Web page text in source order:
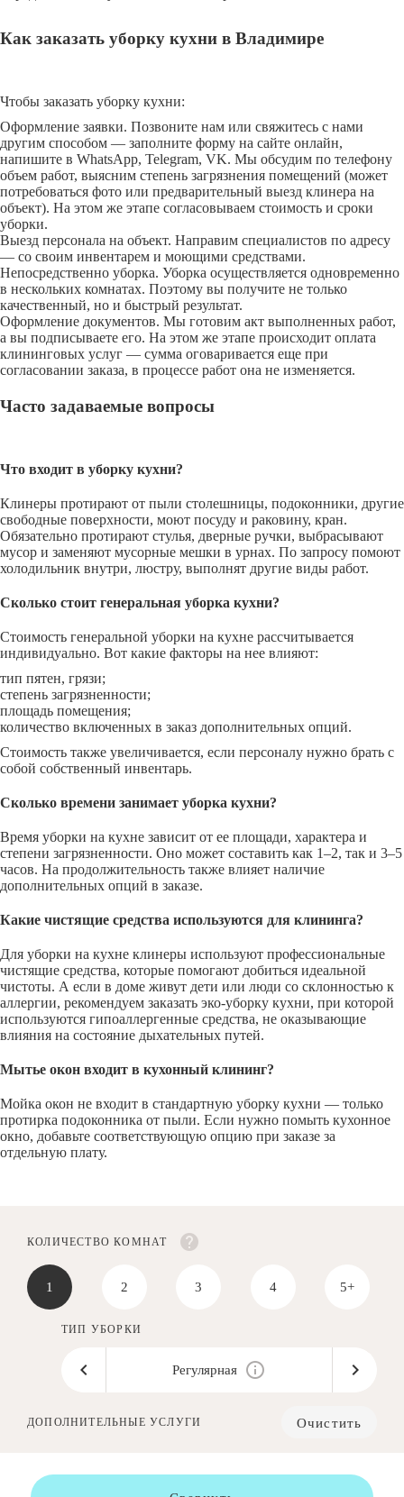
Как заказать уборку кухни в Владимире
Чтобы заказать уборку кухни:
Оформление заявки. Позвоните нам или свяжитесь с нами
другим способом — заполните форму на сайте онлайн,
напишите в WhatsApp, Telegram, VK. Мы обсудим по телефону
объем работ, выясним степень загрязнения помещений (может
потребоваться фото или предварительный выезд клинера на
объект). На этом же этапе согласовываем стоимость и сроки
уборки.
Выезд персонала на объект. Направим специалистов по адресу
— со своим инвентарем и моющими средствами.
Непосредственно уборка. Уборка осуществляется одновременно
в нескольких комнатах. Поэтому вы получите не только
качественный, но и быстрый результат.
Оформление документов. Мы готовим акт выполненных работ,
а вы подписываете его. На этом же этапе происходит оплата
клининговых услуг — сумма оговаривается еще при
согласовании заказа, в процессе работ она не изменяется.
Часто задаваемые вопросы
Что входит в уборку кухни?
Клинеры протирают от пыли столешницы, подоконники, другие
свободные поверхности, моют посуду и раковину, кран.
Обязательно протирают стулья, дверные ручки, выбрасывают
мусор и заменяют мусорные мешки в урнах. По запросу помоют
холодильник внутри, люстру, выполнят другие виды работ.
Сколько стоит генеральная уборка кухни?
Стоимость генеральной уборки на кухне рассчитывается
индивидуально. Вот какие факторы на нее влияют:
тип пятен, грязи;
степень загрязненности;
площадь помещения;
количество включенных в заказ дополнительных опций.
Стоимость также увеличивается, если персоналу нужно брать с
собой собственный инвентарь.
Сколько времени занимает уборка кухни?
Время уборки на кухне зависит от ее площади, характера и
степени загрязненности. Оно может составить как 1–2, так и 3–5
часов. На продолжительность также влияет наличие
дополнительных опций в заказе.
Какие чистящие средства используются для клининга?
Для уборки на кухне клинеры используют профессиональные
чистящие средства, которые помогают добиться идеальной
чистоты. А если в доме живут дети или люди со склонностью к
аллергии, рекомендуем заказать эко-уборку кухни, при которой
используются гипоаллергенные средства, не оказывающие
влияния на состояние дыхательных путей.
Мытье окон входит в кухонный клининг?
Мойка окон не входит в стандартную уборку кухни — только
протирка подоконника от пыли. Если нужно помыть кухонное
окно, добавьте соответствующую опцию при заказе за
отдельную плату.
КОЛИЧЕСТВО КОМНАТ
1 2 3 4 5+
ТИП УБОРКИ
Регулярная
ДОПОЛНИТЕЛЬНЫЕ УСЛУГИ Очистить